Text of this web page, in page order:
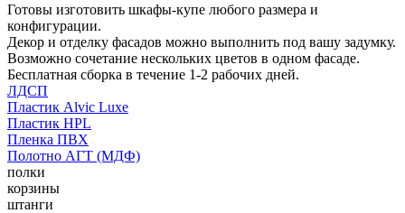
Готовы изготовить шкафы-купе любого размера и
конфигурации.
Декор и отделку фасадов можно выполнить под вашу задумку.
Возможно сочетание нескольких цветов в одном фасаде.
Бесплатная сборка в течение 1-2 рабочих дней.
ЛДСП
Пластик Alvic Luxe
Пластик HPL
Пленка ПВХ
Полотно АГТ (МДФ)
полки
корзины
штанги